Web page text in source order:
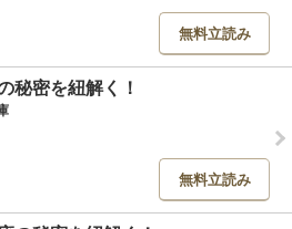
無料立読み
秘密を紐解く！
無料立読み